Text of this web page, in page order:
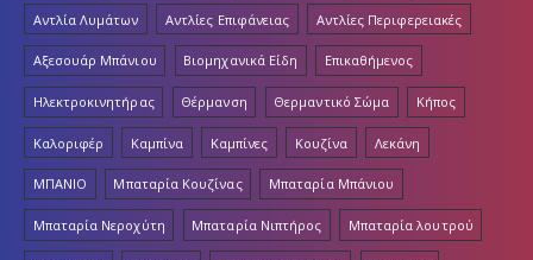
Αντλία Λυμάτων Αντλίες Επιφάνειας Αντλίες Περιφερειακές
Αξεσουάρ Μπάνιου Βιομηχανικά Είδη Επικαθήμενος
Ηλεκτροκινητήρας Θέρμανση Θερμαντικό Σώμα Κήπος
Καλοριφέρ Καμπίνα Καμπίνες Κουζίνα Λεκάνη
ΜΠΑΝΙΟ Μπαταρία Κουζίνας Μπαταρία Μπάνιου
Μπαταρία Νεροχύτη Μπαταρία Νιπτήρος Μπαταρία λουτρού